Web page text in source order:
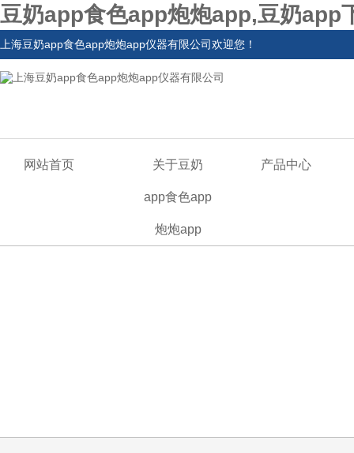
豆奶app食色app炮炮app,豆奶app
上海豆奶app食色app炮炮app仪器有限公司欢迎您！
网站首页 关于豆奶
app食色app
炮炮app
产品中心